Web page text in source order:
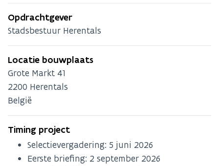
Opdrachtgever
Stadsbestuur Herentals
Locatie bouwplaats
Grote Markt 41
2200 Herentals
België
Timing project
Selectievergadering: 5 juni 2026
Eerste briefing: 2 september 2026